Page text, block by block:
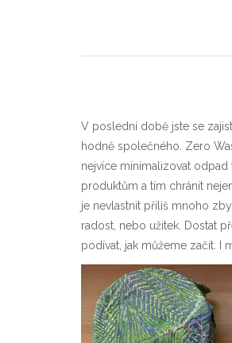
V poslední době jste se
hodně společného. Zero
nejvíce minimalizovat
produktům a tím chránit
je nevlastnit příliš mnoho
radost, nebo užitek. Dostat
podívat, jak můžeme začít. I